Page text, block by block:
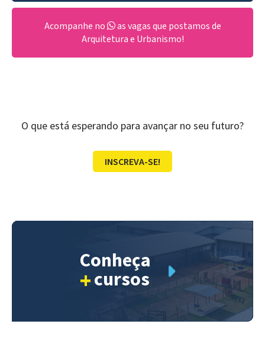
Acompanhe no
as vagas que postamos de
Arquitetura e Urbanismo!
O que está esperando para avançar no seu futuro?
INSCREVA-SE!
Conheça
+cursos